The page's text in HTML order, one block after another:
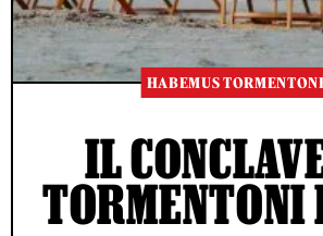
HABEMUS
IL
TORMENTONI